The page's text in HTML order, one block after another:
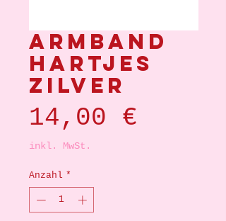
Armband
hartjes
zilver
14,00 €
inkl. MwSt.
Anzahl *